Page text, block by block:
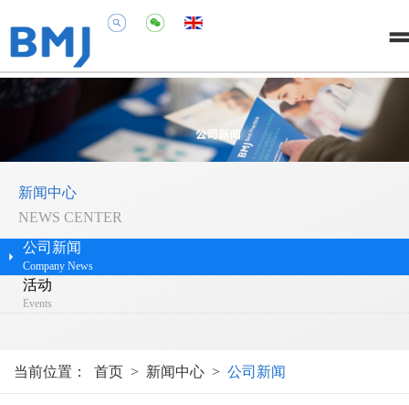
新闻中心
NEWS CENTER
公司新闻
Company News
活动
Events
当前位置： 首页 > 新闻中心 > 公司新闻